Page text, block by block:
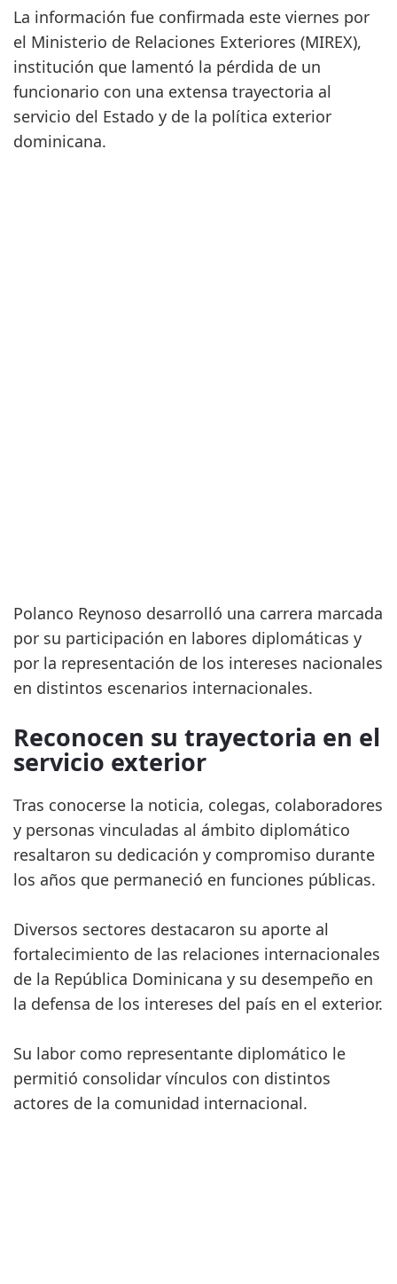
La información fue confirmada este viernes por
el Ministerio de Relaciones Exteriores (MIREX),
institución que lamentó la pérdida de un
funcionario con una extensa trayectoria al
servicio del Estado y de la política exterior
dominicana.
Polanco Reynoso desarrolló una carrera marcada
por su participación en labores diplomáticas y
por la representación de los intereses nacionales
en distintos escenarios internacionales.
Reconocen su trayectoria en el
servicio exterior
Tras conocerse la noticia, colegas, colaboradores
y personas vinculadas al ámbito diplomático
resaltaron su dedicación y compromiso durante
los años que permaneció en funciones públicas.
Diversos sectores destacaron su aporte al
fortalecimiento de las relaciones internacionales
de la República Dominicana y su desempeño en
la defensa de los intereses del país en el exterior.
Su labor como representante diplomático le
permitió consolidar vínculos con distintos
actores de la comunidad internacional.